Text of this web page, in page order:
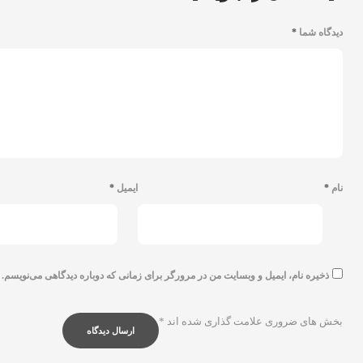
دیدگاه شما *
نام * ایمیل *
ذخیره نام، ایمیل و وبسایت من در مرورگر برای زمانی که دوباره دیدگاهی می‌نویسم.
بخش های ضروری علامت گذاری شده اند *